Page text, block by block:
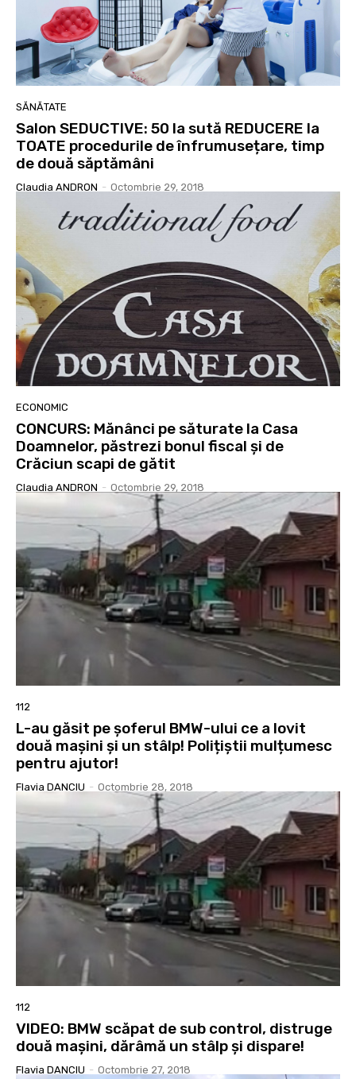
SĂNĂTATE
Salon SEDUCTIVE: 50 la sută REDUCERE la
TOATE procedurile de înfrumusețare, timp
de două săptămâni
Claudia ANDRON - Octombrie 29, 2018
ECONOMIC
CONCURS: Mănânci pe săturate la Casa
Doamnelor, păstrezi bonul fiscal și de
Crăciun scapi de gătit
Claudia ANDRON - Octombrie 29, 2018
112
L-au găsit pe șoferul BMW-ului ce a lovit
două mașini și un stâlp! Polițiștii mulțumesc
pentru ajutor!
Flavia DANCIU - Octombrie 28, 2018
112
VIDEO: BMW scăpat de sub control, distruge
două mașini, dărâmă un stâlp și dispare!
Flavia DANCIU - Octombrie 27, 2018